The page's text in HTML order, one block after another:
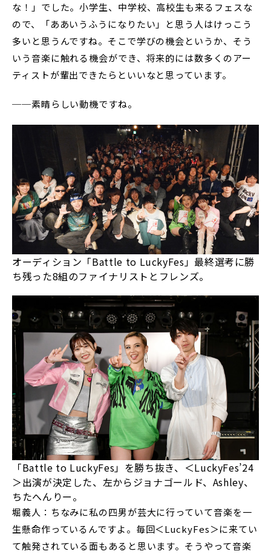
な！」でした。小学生、中学校、高校生も来るフェスな
ので、「ああいうふうになりたい」と思う人はけっこう
多いと思うんですね。そこで学びの機会というか、そう
いう音楽に触れる機会ができ、将来的には数多くのアー
ティストが輩出できたらといいなと思っています。
──素晴らしい動機ですね。
オーディション「Battle to LuckyFes」最終選考に勝
ち残った8組のファイナリストとフレンズ。
「Battle to LuckyFes」を勝ち抜き、＜LuckyFes’24
＞出演が決定した、左からジョナゴールド、Ashley、
ちたへんりー。
堀義人：ちなみに私の四男が芸大に行っていて音楽を一
生懸命作っているんですよ。毎回＜LuckyFes＞に来てい
て触発されている面もあると思います。そうやって音楽